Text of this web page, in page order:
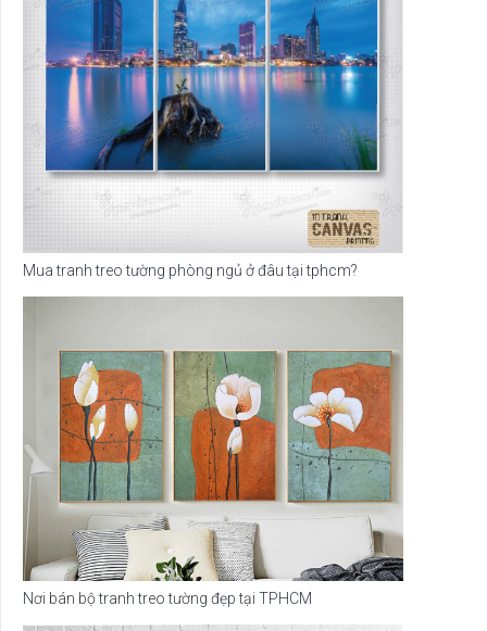
Mua tranh treo tường phòng ngủ ở đâu tại tphcm?
Nơi bán bộ tranh treo tường đẹp tại TPHCM